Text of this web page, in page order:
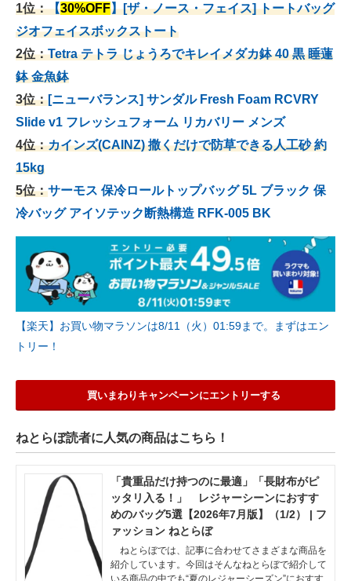
1位：【30%OFF】[ザ・ノース・フェイス] トートバッグ
ジオフェイスボックストート
2位：Tetra テトラ じょうろでキレイメダカ鉢 40 黒 睡蓮
鉢 金魚鉢
3位：[ニューバランス] サンダル Fresh Foam RCVRY
Slide v1 フレッシュフォーム リカバリー メンズ
4位：カインズ(CAINZ) 撒くだけで防草できる人工砂 約
15kg
5位：サーモス 保冷ロールトップバッグ 5L ブラック 保
冷バッグ アイソテック断熱構造 RFK-005 BK
【楽天】お買い物マラソンは8/11（火）01:59まで。まずはエン
トリー！
買いまわりキャンペーンにエントリーする
ねとらぼ読者に人気の商品はこちら！
「貴重品だけ持つのに最適」「長財布がピ
ッタリ入る！」 レジャーシーンにおすす
めのバッグ5選【2026年7月版】（1/2） | フ
ァッション ねとらぼ
ねとらぼでは、記事に合わせてさまざまな商品を
紹介しています。今回はそんなねとらぼで紹介して
いる商品の中でも“夏のレジャーシーズン”におすす